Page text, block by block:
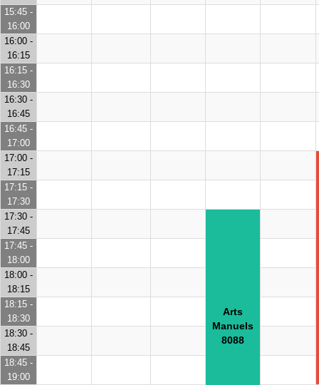
15:45 -
16:00
16:00 -
16:15
16:15 -
16:30
16:30 -
16:45
16:45 -
17:00
17:00 -
17:15
17:15 -
17:30
17:30 -
17:45
Arts
Manuels
8088
17:45 -
18:00
18:00 -
18:15
18:15 -
18:30
18:30 -
18:45
18:45 -
19:00